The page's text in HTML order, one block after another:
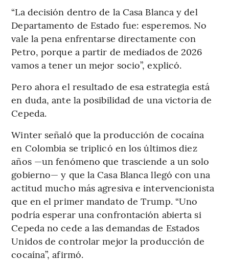
“La decisión dentro de la Casa Blanca y del
Departamento de Estado fue: esperemos. No
vale la pena enfrentarse directamente con
Petro, porque a partir de mediados de 2026
vamos a tener un mejor socio”, explicó.
Pero ahora el resultado de esa estrategia está
en duda, ante la posibilidad de una victoria de
Cepeda.
Winter señaló que la producción de cocaína
en Colombia se triplicó en los últimos diez
años —un fenómeno que trasciende a un solo
gobierno— y que la Casa Blanca llegó con una
actitud mucho más agresiva e intervencionista
que en el primer mandato de Trump. “Uno
podría esperar una confrontación abierta si
Cepeda no cede a las demandas de Estados
Unidos de controlar mejor la producción de
cocaína”, afirmó.